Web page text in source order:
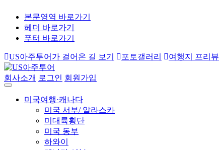
본문영역 바로가기
헤더 바로가기
푸터 바로가기
US아주투어가 걸어온 길 보기 포토갤러리 여행지 프리뷰
회사소개 로그인 회원가입
미국여행·캐나다
미국 서부/ 알라스카
미대륙횡단
미국 동부
하와이